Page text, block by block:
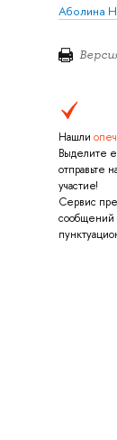
Аболина
Нашли
Выделите
отправьте
участие!
Сервис
сообщений